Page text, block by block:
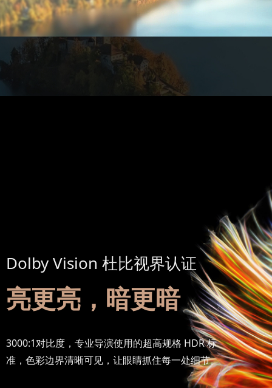
Dolby Vision 杜比视界认证
亮更亮，暗更暗
3000:1对比度，专业导演使用的超高规格 HDR 标
准，色彩边界清晰可见，让眼睛抓住每一处细节。